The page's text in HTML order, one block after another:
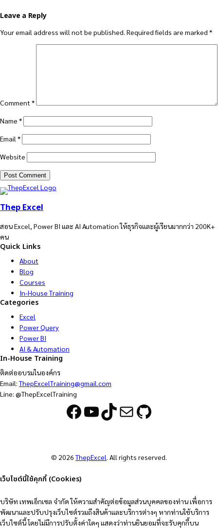
Leave a Reply
Your email address will not be published. Required fields are marked *
Comment *
Name *
Email *
Website
Thep Excel
สอน Excel, Power BI และ AI Automation ให้ธุรกิจและผู้เรียนมากกว่า 200K+
คน
Quick Links
About
Blog
Courses
In-House Training
Categories
Excel
Power Query
Power BI
AI & Automation
In-House Training
ติดต่ออบรมในองค์กร
Email:ThepExcelTraining@gmail.com
Line: @ThepExcelTraining
Facebook YouTube TikTok Mail GitHub
© 2026ThepExcel. All rights reserved.
เว็บไซต์นี้ใช้คุกกี้ (Cookies)
บริษัท เทพเอ็กเซล จำกัด ให้ความสำคัญต่อข้อมูลส่วนบุคคลของท่าน เพื่อการ
พัฒนาและปรับปรุงเว็บไซต์รวมถึงสินค้าและบริการต่างๆ หากท่านใช้บริการ
เว็บไซต์นี้ โดยไม่มีการปรับตั้งค่าใดๆ แสดงว่าท่านยินยอมที่จะรับคุกกี้บน